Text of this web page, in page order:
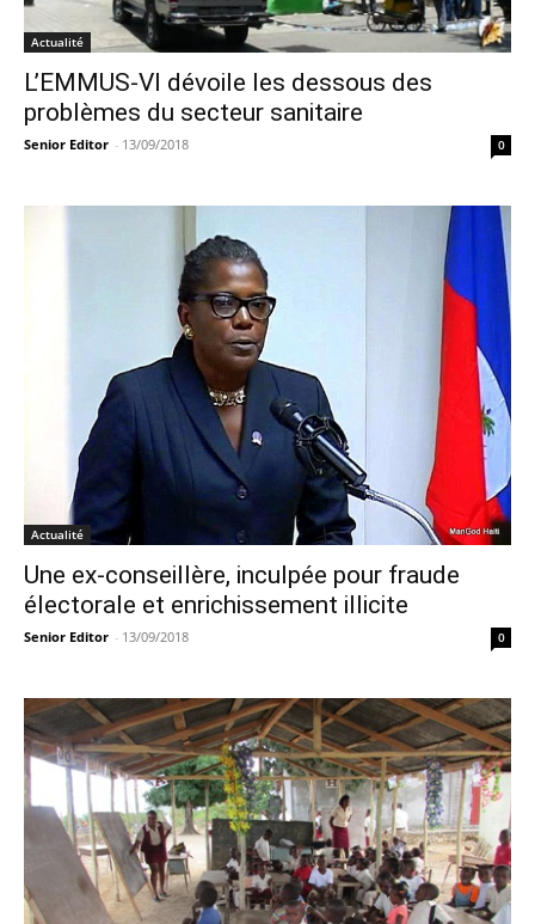
Actualité
L’EMMUS-VI dévoile les dessous des
problèmes du secteur sanitaire
Senior Editor - 13/09/2018 0
Actualité
Une ex-conseillère, inculpée pour fraude
électorale et enrichissement illicite
Senior Editor - 13/09/2018 0